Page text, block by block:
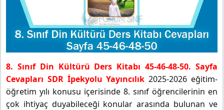
8. Sınıf Din Kültürü Ders Kitabı 45-46-48-50. Sayfa
Cevapları SDR İpekyolu Yayıncılık 2025-2026 eğitim-
öğretim yılı konusu içerisinde 8. sınıf öğrencilerinin en
çok ihtiyaç duyabileceği konular arasında bulunan ve